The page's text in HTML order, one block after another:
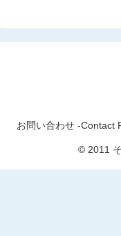
お問い合わせ -Contact
© 2011